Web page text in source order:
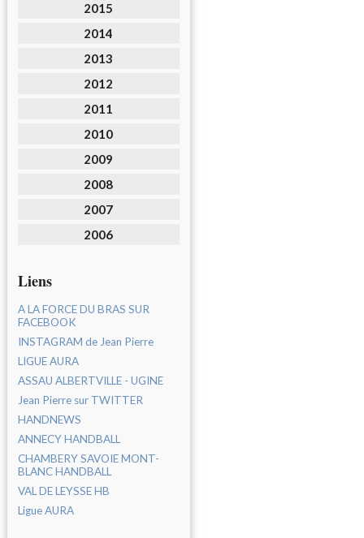
2015
2014
2013
2012
2011
2010
2009
2008
2007
2006
Liens
A LA FORCE DU BRAS SUR
FACEBOOK
INSTAGRAM de Jean Pierre
LIGUE AURA
ASSAU ALBERTVILLE - UGINE
Jean Pierre sur TWITTER
HANDNEWS
ANNECY HANDBALL
CHAMBERY SAVOIE MONT-
BLANC HANDBALL
VAL DE LEYSSE HB
Ligue AURA